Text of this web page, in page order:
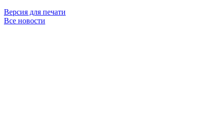
Версия для печати
Все новости